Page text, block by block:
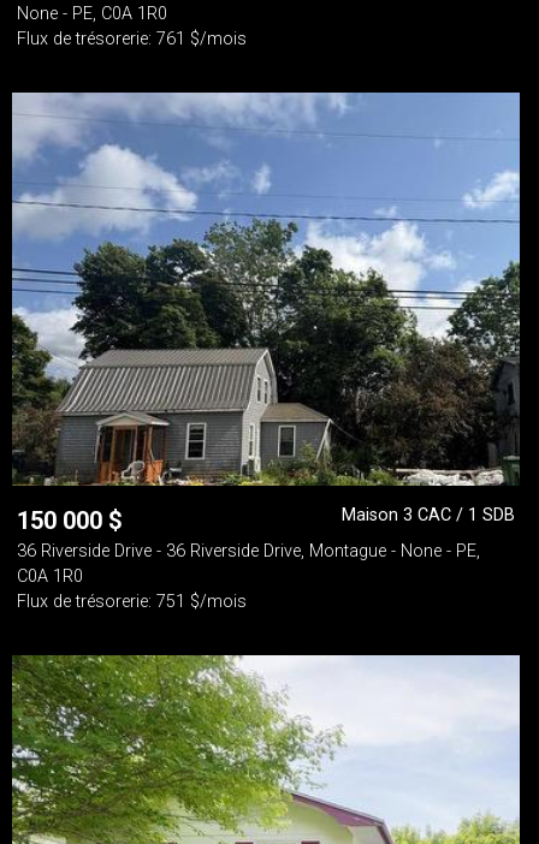
None - PE, C0A 1R0
Flux de trésorerie: 761 $/mois
150 000 $
Maison 3 CAC / 1 SDB
36 Riverside Drive - 36 Riverside Drive, Montague - None - PE,
C0A 1R0
Flux de trésorerie: 751 $/mois